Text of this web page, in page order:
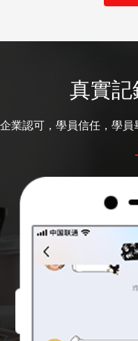
真實記
企業認可，學員信任，學員